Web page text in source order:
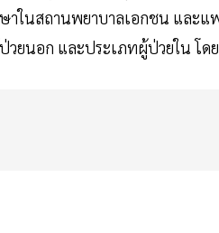
าในสถานพยาบาลเอกชน และแ
วยนอก และประเภทผู้ป่วยใน โ